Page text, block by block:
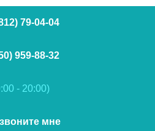
79-04-04
959-88-32
- 20:00)
мне